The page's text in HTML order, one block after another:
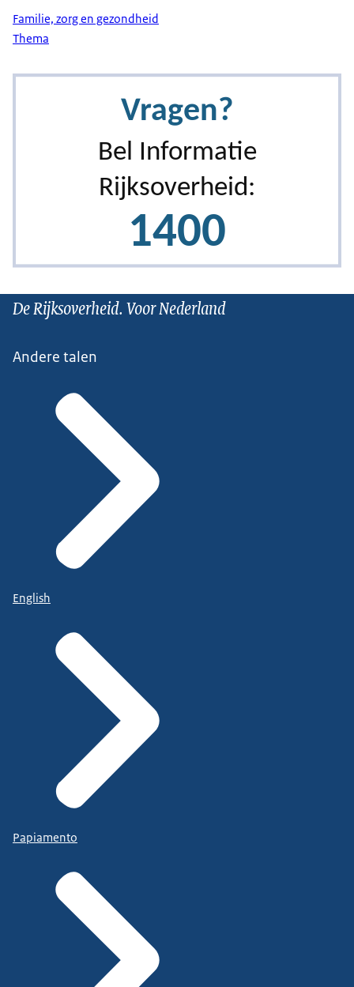
Familie, zorg en gezondheid
Thema
De Rijksoverheid. Voor Nederland
Andere talen
English
Papiamento